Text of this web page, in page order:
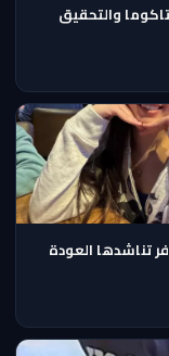
تاكوما والتحقيق
تناشدها العودة